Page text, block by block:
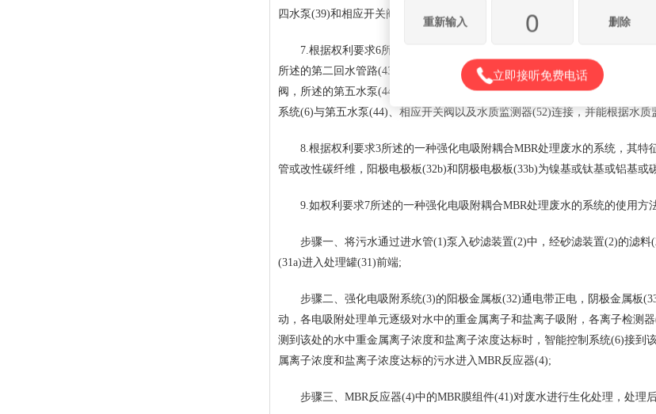
四水泵(39)和相应开关阀的开闭。
7.根据权利要求6所述的一种强化电吸附耦合MBR处理废水的系统，其特
所述的第二回水管路(43)一端与出水管(5)连接，另一端连接在MBR反应器
阀，所述的第五水泵(44)能将出水管(5)内的水经第二回水管路(43)泵回MBR
系统(6)与第五水泵(44)、相应开关阀以及水质监测器(52)连接，并能根据水
8.根据权利要求3所述的一种强化电吸附耦合MBR处理废水的系统，其特
管或改性碳纤维，阳极电极板(32b)和阴极电极板(33b)为镍基或钛基或铝基或
9.如权利要求7所述的一种强化电吸附耦合MBR处理废水的系统的使用方
步骤一、将污水通过进水管(1)泵入砂滤装置(2)中，经砂滤装置(2)的滤料
(31a)进入处理罐(31)前端;
步骤二、强化电吸附系统(3)的阳极金属板(32)通电带正电，阴极金属板
动，各电吸附处理单元逐级对水中的重金属离子和盐离子吸附，各离子检测
测到该处的水中重金属离子浓度和盐离子浓度达标时，智能控制系统(6)接
属离子浓度和盐离子浓度达标的污水进入MBR反应器(4);
步骤三、MBR反应器(4)中的MBR膜组件(41)对废水进行生化处理，处理
重新输入 0 删除
立即接听免费电话